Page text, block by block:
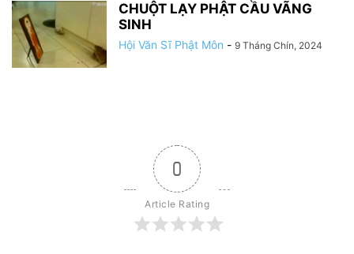
CHUỘT LẠY PHẬT CẦU VÃNG
SINH
Hội Văn Sĩ Phật Môn - 9 Tháng Chín, 2024
0
Article Rating